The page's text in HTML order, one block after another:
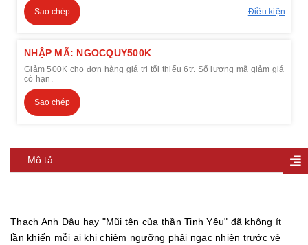
Sao chép Điều kiện
NHẬP MÃ: NGOCQUY500K
Giảm 500K cho đơn hàng giá trị tối thiểu 6tr. Số lượng mã giảm giá
có hạn.
Sao chép
Mô tả
Thạch Anh Dâu hay "Mũi tên của thần Tinh Yêu" đã không ít
lần khiến mỗi ai khi chiêm ngưỡng phải ngạc nhiên trước vẻ